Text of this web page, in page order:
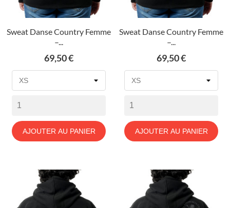
Sweat Danse Country Femme
–...
Prix
69,50 €
AJOUTER AU PANIER
Sweat Danse Country Femme
–...
Prix
69,50 €
AJOUTER AU PANIER